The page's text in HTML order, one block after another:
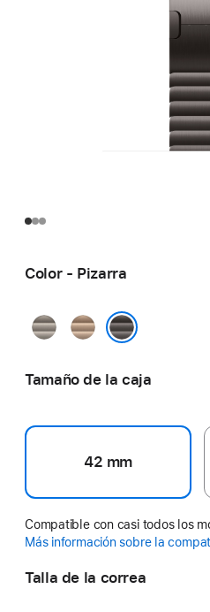
Color - Pizarra
NaturalOro
Tamaño de la caja
42 mm
Compatible con casi todos los
Más información sobre la
Talla de la correa